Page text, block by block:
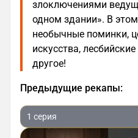
злоключениями
одном здании». В
необычные поминки,
искусства,
другое!
Предыдущие рекапы:
1 серия